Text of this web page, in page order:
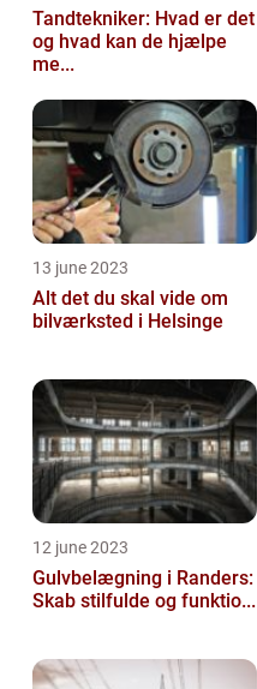
Tandtekniker: Hvad er det
og hvad kan de hjælpe
me...
13 june 2023
Alt det du skal vide om
bilværksted i Helsinge
12 june 2023
Gulvbelægning i Randers:
Skab stilfulde og funktio...